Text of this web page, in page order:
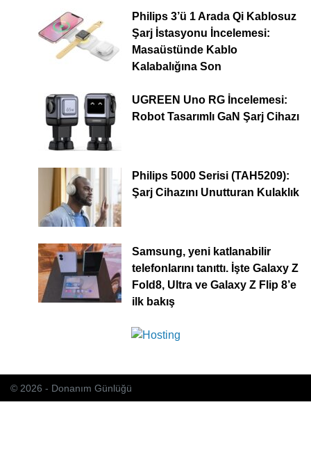
Philips 3’ü 1 Arada Qi Kablosuz
Şarj İstasyonu İncelemesi:
Masaüstünde Kablo
Kalabalığına Son
UGREEN Uno RG İncelemesi:
Robot Tasarımlı GaN Şarj Cihazı
Philips 5000 Serisi (TAH5209):
Şarj Cihazını Unutturan Kulaklık
Samsung, yeni katlanabilir
telefonlarını tanıttı. İşte Galaxy Z
Fold8, Ultra ve Galaxy Z Flip 8’e
ilk bakış
© 2026 - Donanım Günlüğü